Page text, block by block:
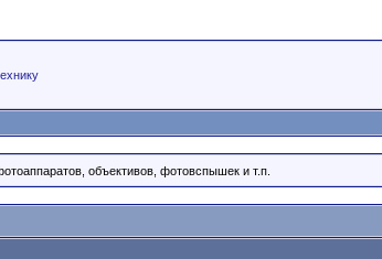
объективов, фотовспышек и т.п.